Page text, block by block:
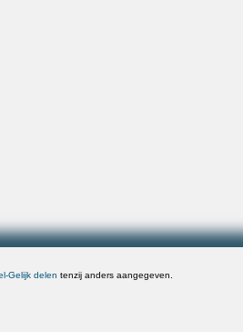
Gelijk delen tenzij anders aangegeven.